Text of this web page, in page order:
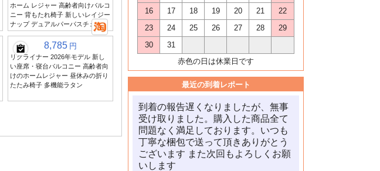
ホーム レジャー 高齢者向けバルコ
ニー 背もたれ椅子 新しいレイジー
ナップ デュアルパーパスチェア
8,785 円
リクライナー 2026年モデル 新し
い座席・寝台バルコニー 高齢者向
けのホームレジャー 昼休みの折り
たたみ椅子 多機能ラタン
16
17 18 19 20 21
22
23
24 25 26 27 28
29
30
31
赤色の日は休業日です
最近の到着レポート
到着の報告遅くなりましたが、無事
受け取りました。購入した商品全て
問題なく満足しております。いつも
丁寧な梱包で送って頂きありがとう
ございます また次回もよろしくお願
いします